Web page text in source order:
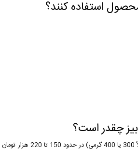
استفاده کنند؟
چقدر است؟
150 تا 220 هزار تومان